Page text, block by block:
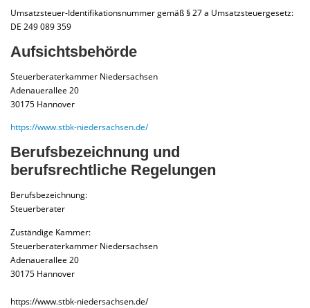
Umsatzsteuer-Identifikationsnummer gemäß § 27 a Umsatzsteuergesetz:
DE 249 089 359
Aufsichtsbehörde
Steuerberaterkammer Niedersachsen
Adenauerallee 20
30175 Hannover
https://www.stbk-niedersachsen.de/
Berufsbezeichnung und
berufsrechtliche Regelungen
Berufsbezeichnung:
Steuerberater
Zuständige Kammer:
Steuerberaterkammer Niedersachsen
Adenauerallee 20
30175 Hannover
https://www.stbk-niedersachsen.de/